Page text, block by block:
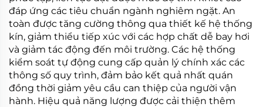
đáp ứng các tiêu chuẩn ngành nghiêm ngặt. An
toàn được tăng cường thông qua thiết kế hệ thống
kín, giảm thiểu tiếp xúc với các hợp chất dễ bay hơi
và giảm tác động đến môi trường. Các hệ thống
kiểm soát tự động cung cấp quản lý chính xác các
thông số quy trình, đảm bảo kết quả nhất quán
đồng thời giảm yêu cầu can thiệp của người vận
hành. Hiệu quả năng lượng được cải thiện thêm